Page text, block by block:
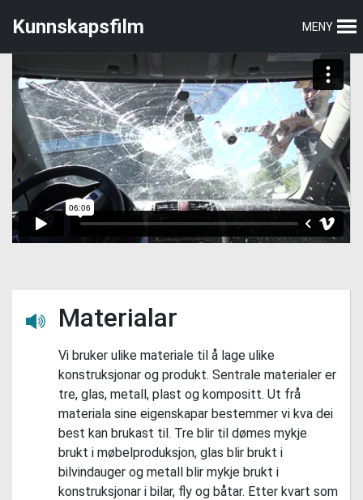
til
til
Kunnskapsfilm MENY
Materialar
Vi bruker ulike materiale til å lage ulike
konstruksjonar og produkt. Sentrale materialer er
tre, glas, metall, plast og kompositt. Ut frå
materiala sine eigenskapar bestemmer vi kva dei
best kan brukast til. Tre blir til dømes mykje
brukt i møbelproduksjon, glas blir brukt i
bilvindauger og metall blir mykje brukt i
konstruksjonar i bilar, fly og båtar. Etter kvart som
Lytt her